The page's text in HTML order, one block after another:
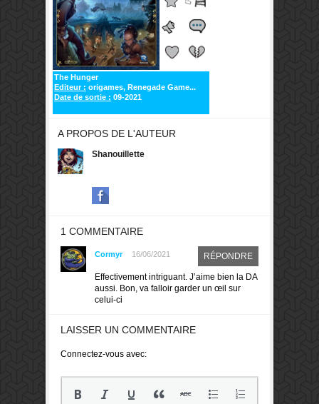
The Hunger
Editeur : origames, Renegade Game...
Date de sortie : 09-2021
A PROPOS DE L'AUTEUR
Shanouillette
1 COMMENTAIRE
Cormyr 16/06/2021 RÉPONDRE
Effectivement intriguant. J’aime bien la DA
aussi. Bon, va falloir garder un œil sur
celui-ci
LAISSER UN COMMENTAIRE
Connectez-vous avec: